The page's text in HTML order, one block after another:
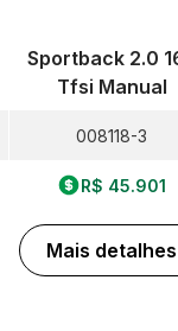
Sportback 2.0
Tfsi Manual
008118-3
R$ 45.901
Mais detalhes